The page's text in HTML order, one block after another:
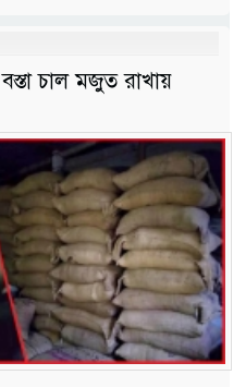
চাল মজুত রাখায়